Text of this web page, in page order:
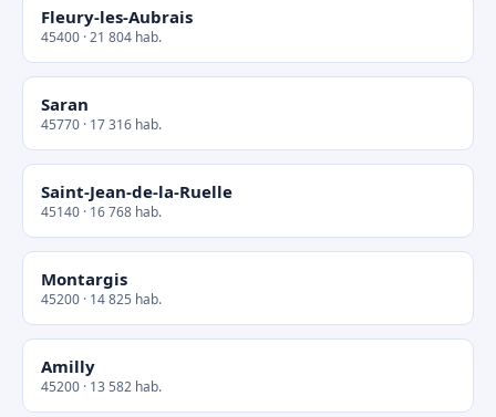
Fleury-les-Aubrais
45400 · 21 804 hab.
Saran
45770 · 17 316 hab.
Saint-Jean-de-la-Ruelle
45140 · 16 768 hab.
Montargis
45200 · 14 825 hab.
Amilly
45200 · 13 582 hab.